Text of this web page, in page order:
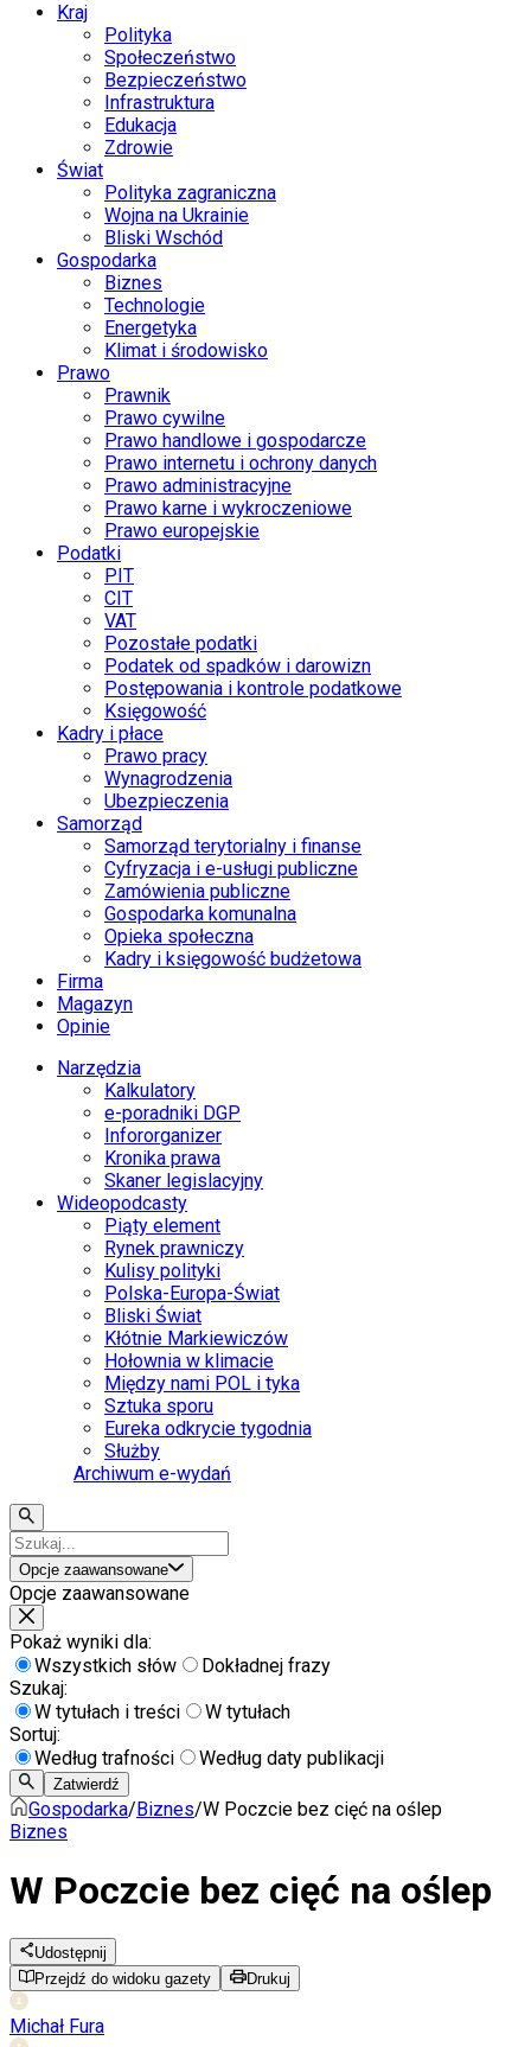
Kraj
Polityka
Społeczeństwo
Bezpieczeństwo
Infrastruktura
Edukacja
Zdrowie
Świat
Polityka zagraniczna
Wojna na Ukrainie
Bliski Wschód
Gospodarka
Biznes
Technologie
Energetyka
Klimat i środowisko
Prawo
Prawnik
Prawo cywilne
Prawo handlowe i gospodarcze
Prawo internetu i ochrony danych
Prawo administracyjne
Prawo karne i wykroczeniowe
Prawo europejskie
Podatki
PIT
CIT
VAT
Pozostałe podatki
Podatek od spadków i darowizn
Postępowania i kontrole podatkowe
Księgowość
Kadry i płace
Prawo pracy
Wynagrodzenia
Ubezpieczenia
Samorząd
Samorząd terytorialny i finanse
Cyfryzacja i e-usługi publiczne
Zamówienia publiczne
Gospodarka komunalna
Opieka społeczna
Kadry i księgowość budżetowa
Firma
Magazyn
Opinie
Narzędzia
Kalkulatory
e-poradniki DGP
Infororganizer
Kronika prawa
Skaner legislacyjny
Wideopodcasty
Piąty element
Rynek prawniczy
Kulisy polityki
Polska-Europa-Świat
Bliski Świat
Kłótnie Markiewiczów
Hołownia w klimacie
Między nami POL i tyka
Sztuka sporu
Eureka odkrycie tygodnia
Służby
Archiwum e-wydań
Opcje zaawansowane
Opcje zaawansowane
Pokaż wyniki dla:
Wszystkich słów
Dokładnej frazy
Szukaj:
W tytułach i treści
W tytułach
Sortuj:
Według trafności
Według daty publikacji
Zatwierdź
Gospodarka/Biznes/W Poczcie bez cięć na oślep
Biznes
W Poczcie bez cięć na oślep
Udostępnij
Przejdź do widoku gazety
Drukuj
Michał Fura